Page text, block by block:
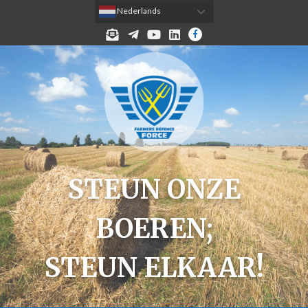
MELD JE AAN VOOR DE NIEUWSBRIEF!
TELEGRAMYOUTUBELINKEDINFACEBOOK
Nederlands
STEUN ONZE
BOEREN;
STEUN ELKAAR!